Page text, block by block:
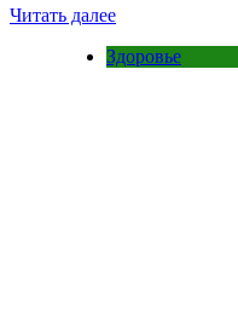
Читать далее
Здоровье